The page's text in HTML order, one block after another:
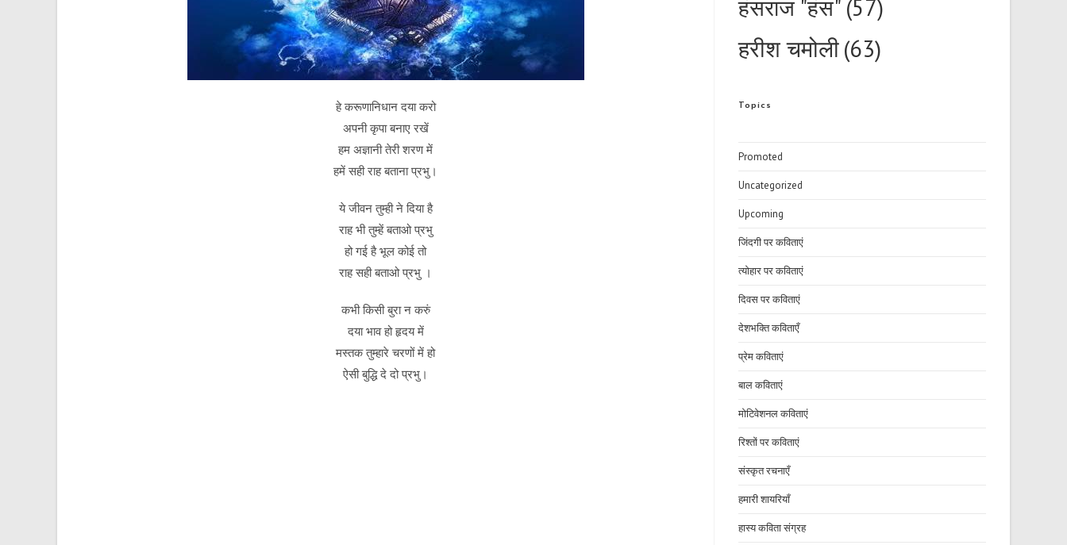
हे करूणानिधान दया करो
अपनी कृपा बनाए रखें
हम अज्ञानी तेरी शरण में
हमें सही राह बताना प्रभु।
ये जीवन तुम्ही ने दिया है
राह भी तुम्हें बताओ प्रभु
हो गई है भूल कोई तो
राह सही बताओ प्रभु ।
कभी किसी बुरा न करुं
दया भाव हो हृदय में
मस्तक तुम्हारे चरणों में हो
ऐसी बुद्धि दे दो प्रभु।
हंसराज "हंस" (57)
हरीश चमोली(63)
Topics
Promoted
Uncategorized
Upcoming
जिंदगी पर कविताएं
त्योहार पर कविताएं
दिवस पर कविताएं
देशभक्ति कविताएँ
प्रेम कविताएं
बाल कविताएं
मोटिवेशनल कविताएं
रिश्तों पर कविताएं
संस्कृत रचनाएँ
हमारी शायरियाँ
हास्य कविता संग्रह